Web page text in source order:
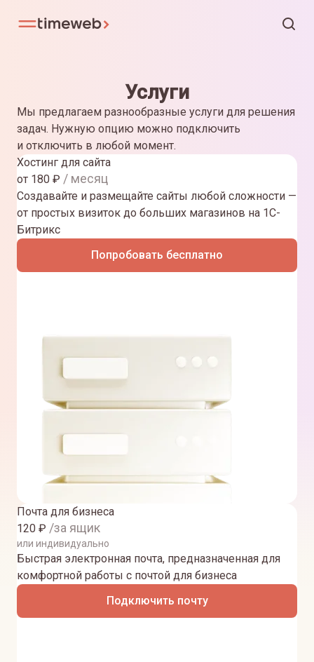
Услуги
Мы предлагаем разнообразные услуги для решения
задач. Нужную опцию можно подключить
и отключить в любой момент.
Хостинг для сайта
от 180 ₽ / месяц
Создавайте и размещайте сайты любой сложности —
от простых визиток до больших магазинов на 1С-
Битрикс
Попробовать бесплатно
Почта для бизнеса
120 ₽ /за ящик
или индивидуально
Быстрая электронная почта, предназначенная для
комфортной работы с почтой для бизнеса
Подключить почту